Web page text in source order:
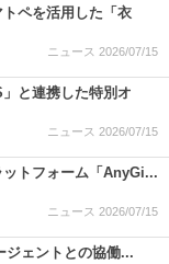
ペを活用した「衣
ニュース 2026/07/15
と連携した特別オ
ニュース 2026/07/15
トフォーム「AnyGi...
ニュース 2026/07/15
ジェントとの協働...